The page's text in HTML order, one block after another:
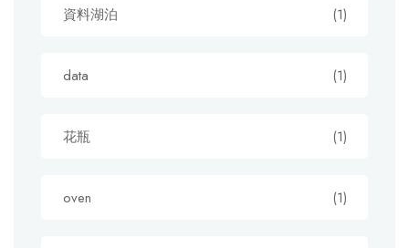
資料湖泊 (1)
data (1)
花瓶 (1)
oven (1)